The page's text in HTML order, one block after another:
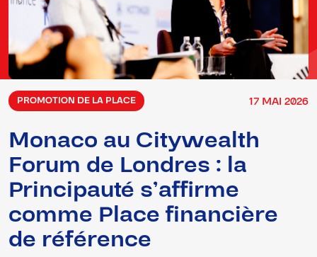
17 MAI 2026
PROMOTION DE LA PLACE
Monaco au Citywealth
Forum de Londres : la
Principauté s’affirme
comme Place financière
de référence